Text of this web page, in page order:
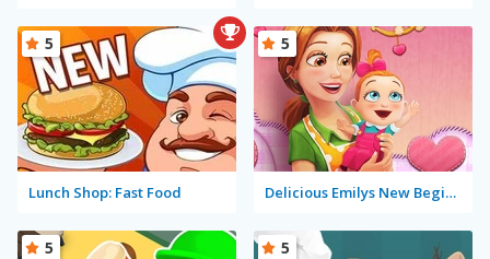
Lunch Shop: Fast Food
5
Delicious Emilys New Beginning Valentine's Edition
5
5 5